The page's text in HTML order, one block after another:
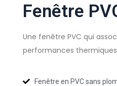
Fenêtre
Une fenêtre PVC qui
performances
Fenêtre en PVC sans